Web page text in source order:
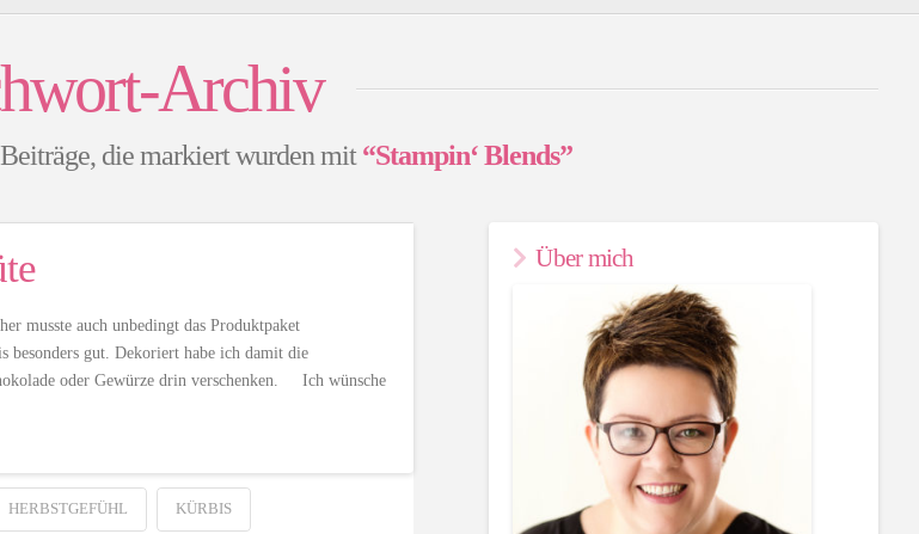
Archiv
die markiert wurden mit“Stampin‘ Blends”
musste auch unbedingt das Produktpaket
besonders gut. Dekoriert habe ich damit die
oder Gewürze drin verschenken. Ich wünsche
HERBSTGEFÜHL KÜRBIS
Über mich